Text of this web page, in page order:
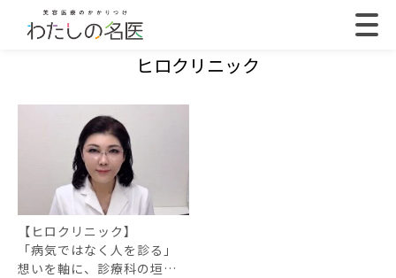
ヒロクリニック
【ヒロクリニック】
「病気ではなく人を診る」
想いを軸に、診療科の垣…